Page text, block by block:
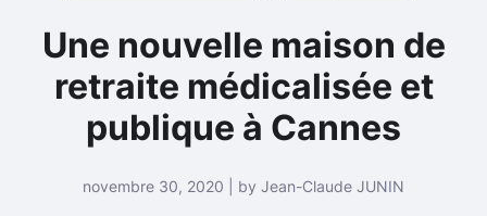
Une nouvelle maison de
retraite médicalisée et
publique à Cannes
novembre 30, 2020 | by Jean-Claude JUNIN